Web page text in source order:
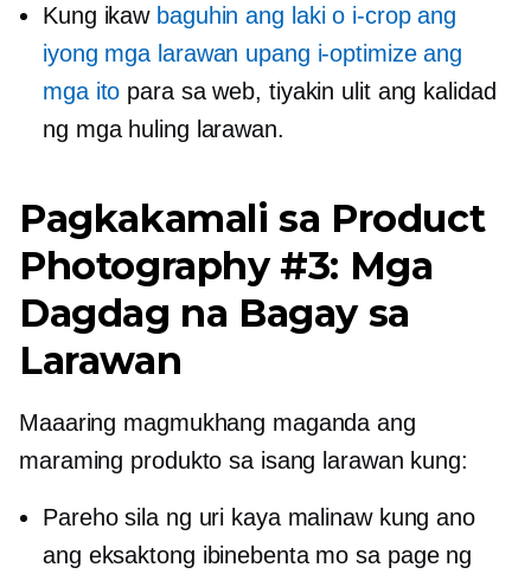
Kung ikaw baguhin ang laki o i-crop ang
iyong mga larawan upang i-optimize ang
mga ito para sa web, tiyakin ulitang kalidad
ng mga huling larawan.
Pagkakamali sa Product
Photography #3: Mga
Dagdag na Bagay sa
Larawan
Maaaring magmukhang maganda ang
maraming produkto sa isang larawan kung:
Pareho sila ng uri kaya malinaw kung ano
ang eksaktong ibinebenta mo sa page ng